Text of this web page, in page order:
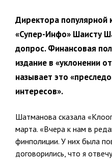
Директора популярной
«Супер-Инфо» Шаисту
допрос. Финансовая
издание в «уклонении
называет это
интересов».
Шатманова сказала
марта. «Вчера к нам в
финполиции. У них была
договорились, что я